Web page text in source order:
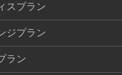
スプラン
ジプラン
ラン